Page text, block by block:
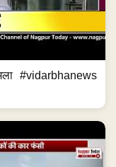
#vidarbhanews